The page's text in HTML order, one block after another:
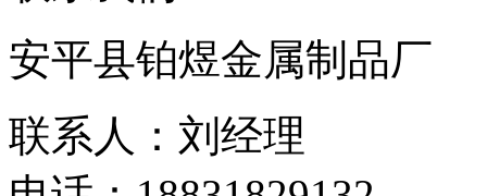
安平县铂煜金属制品厂
联系人：刘经理